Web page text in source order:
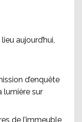
aujourd’hui,
d’enquête
lumière sur
de l’immeuble